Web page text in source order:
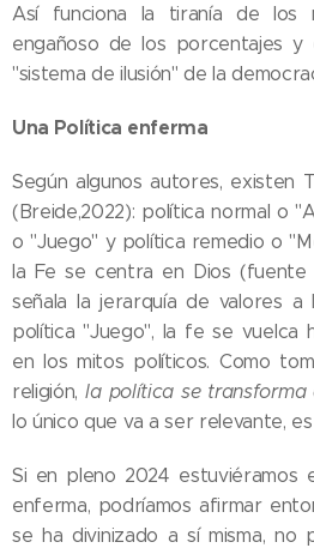
Así funciona la tiranía de los
engañoso de los porcentajes y
"sistema de ilusión" de la
Una Política enferma
Según algunos autores, existen
(Breide,2022): política normal o
o "Juego" y política remedio o
la Fe se centra en Dios (fuente
señala la jerarquía de valores a
política "Juego", la fe se vuelca
en los mitos políticos. Como
religión,la política se
lo único que va a ser relevante, es
Si en pleno 2024 estuviéramos
enferma, podríamos afirmar
se ha divinizado a sí misma, no